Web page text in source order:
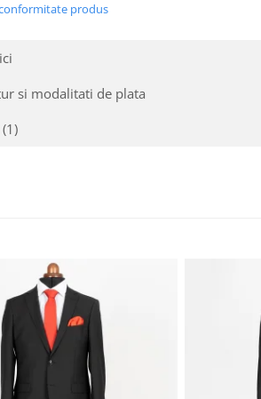
produs
si modalitati de plata
(1)